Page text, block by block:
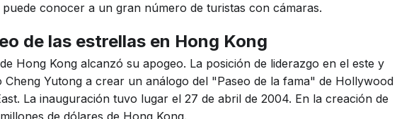
conocer a un gran número de turistas con cámaras.
de las estrellas en Hong Kong
Hong Kong alcanzó su apogeo. La posición de liderazgo en el este y
Cheng Yutong a crear un análogo del "Paseo de la fama" de Hollywood
La inauguración tuvo lugar el 27 de abril de 2004. En la creación de
de dólares de Hong Kong.